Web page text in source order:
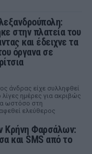
στην πλατεία του
και έδειχνε τα
όργανα σε
άνδρας είχε συλληφθεί
λίγες ημέρες για ακριβώς
ωστόσο στη
ελεύθερος
Κρήνη Φαρσάλων:
και SMS από το